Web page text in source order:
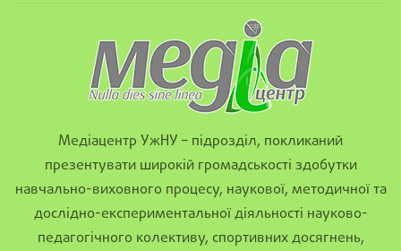
Медіацентр УжНУ – підрозділ, покликаний
презентувати широкій громадськості здобутки
навчально-виховного процесу, наукової, методичної та
дослідно-експериментальної діяльності науково-
педагогічного колективу, спортивних досягнень,